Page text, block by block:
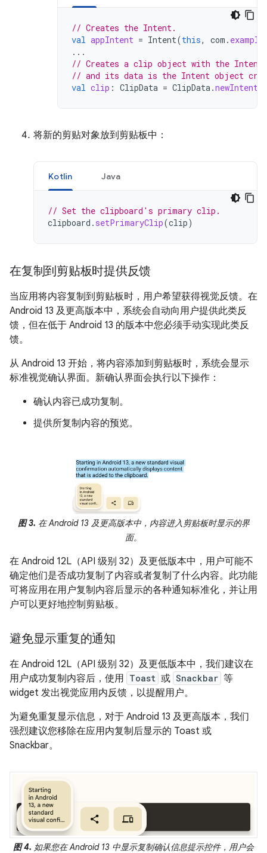
// Creates the Intent.
val appIntent = Intent(this, com . example
...
// Creates a clip object with the
// and its data is the Intent object
val clip : ClipData = ClipData.newIntent
将新的剪贴对象放到剪贴板中：
Kotlin Java
// Set the clipboard's primary clip.
clipboard . setPrimaryClip(clip)
在复制到剪贴板时提供反馈
当应用将内容复制到剪贴板时，用户希望获得视觉反馈。在
Android 13 及更高版本中，系统会自动向用户提供此类反
馈，但在低于 Android 13 的版本中您必须手动实现此类反
馈。
从 Android 13 开始，将内容添加到剪贴板时，系统会显示
标准视觉确认界面。新确认界面会执行以下操作：
确认内容已成功复制。
提供所复制内容的预览。
图 3. 在 Android 13 及更高版本中，内容进入剪贴板时显示的界
面。
在 Android 12L（API 级别 32）及更低版本中，用户可能不
确定他们是否成功复制了内容或者复制了什么内容。此功能
可将应用在用户复制内容后显示的各种通知标准化，并让用
户可以更好地控制剪贴板。
避免显示重复的通知
在 Android 12L（API 级别 32）及更低版本中，我们建议在
用户成功复制内容后，使用 Toast 或 Snackbar 等
widget 发出视觉应用内反馈，以提醒用户。
为避免重复显示信息，对于 Android 13 及更高版本，我们
强烈建议您移除在应用内复制后显示的 Toast 或
Snackbar。
图 4. 如果您在 Android 13 中显示复制确认信息提示控件，用户会